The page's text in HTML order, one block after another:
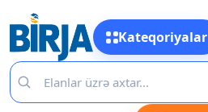
Kateqoriyalar